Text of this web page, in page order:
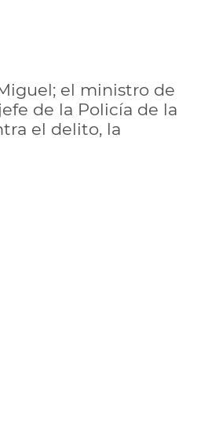
el ministro de
de la Policía de la
el delito, la